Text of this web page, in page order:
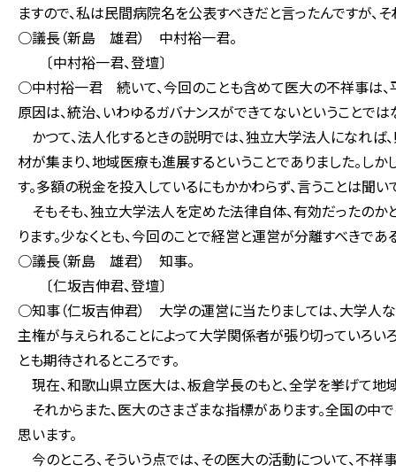
ますので、私は民間病院名を公表すべきだと言ったんですが、
○議長（新島 雄君） 中村裕一君。
〔中村裕一君、登壇〕
○中村裕一君 続いて、今回のことも含めて医大の不祥事は、
原因は、統治、いわゆるガバナンスができてないということでは
かつて、法人化するときの説明では、独立大学法人になれ
材が集まり、地域医療も進展するということでありました。
す。多額の税金を投入しているにもかかわらず、言うことは聞い
そもそも、独立大学法人を定めた法律自体、有効だったのか
ります。少なくとも、今回のことで経営と運営が分離すべきで
○議長（新島 雄君） 知事。
〔仁坂吉伸君、登壇〕
○知事（仁坂吉伸君） 大学の運営に当たりましては、大学人
主権が与えられることによって大学関係者が張り切っていろい
とも期待されるところです。
現在、和歌山県立医大は、板倉学長のもと、全学を挙げて地
それからまた、医大のさまざまな指標があります。全国の中
思います。
今のところ、そういう点では、その医大の活動について、不